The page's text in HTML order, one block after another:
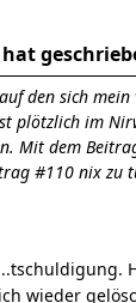
den sich
plötzlich im
Mit dem
#110 nix zu
wieder